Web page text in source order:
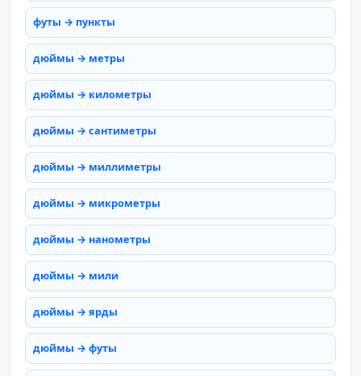
футы → пункты
дюймы → метры
дюймы → километры
дюймы → сантиметры
дюймы → миллиметры
дюймы → микрометры
дюймы → нанометры
дюймы → мили
дюймы → ярды
дюймы → футы